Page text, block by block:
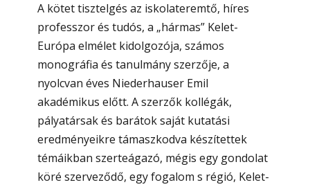
A kötet tisztelgés az iskolateremtő, híres
professzor és tudós, a „hármas” Kelet-
Európa elmélet kidolgozója, számos
monográfia és tanulmány szerzője, a
nyolcvan éves Niederhauser Emil
akadémikus előtt. A szerzők kollégák,
pályatársak és barátok saját kutatási
eredményeikre támaszkodva készítettek
témáikban szerteágazó, mégis egy gondolat
köré szerveződő, egy fogalom s régió, Kelet-